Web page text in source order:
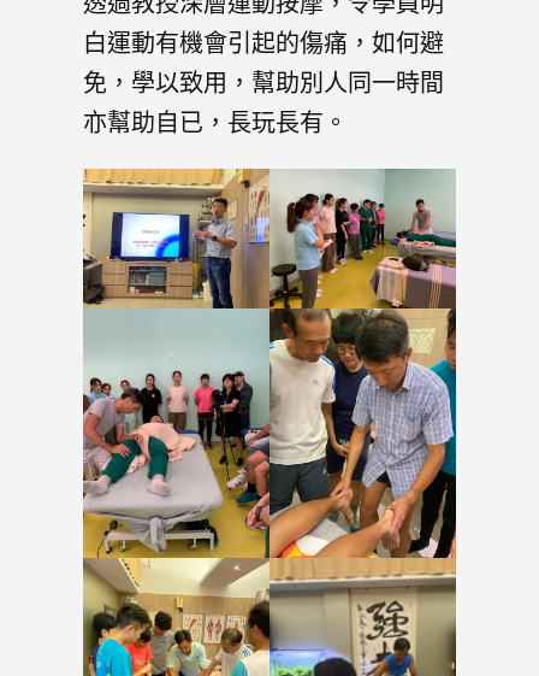
白運動有機會引起的傷痛，如何避
免，學以致用，幫助別人同一時間
亦幫助自已，長玩長有。